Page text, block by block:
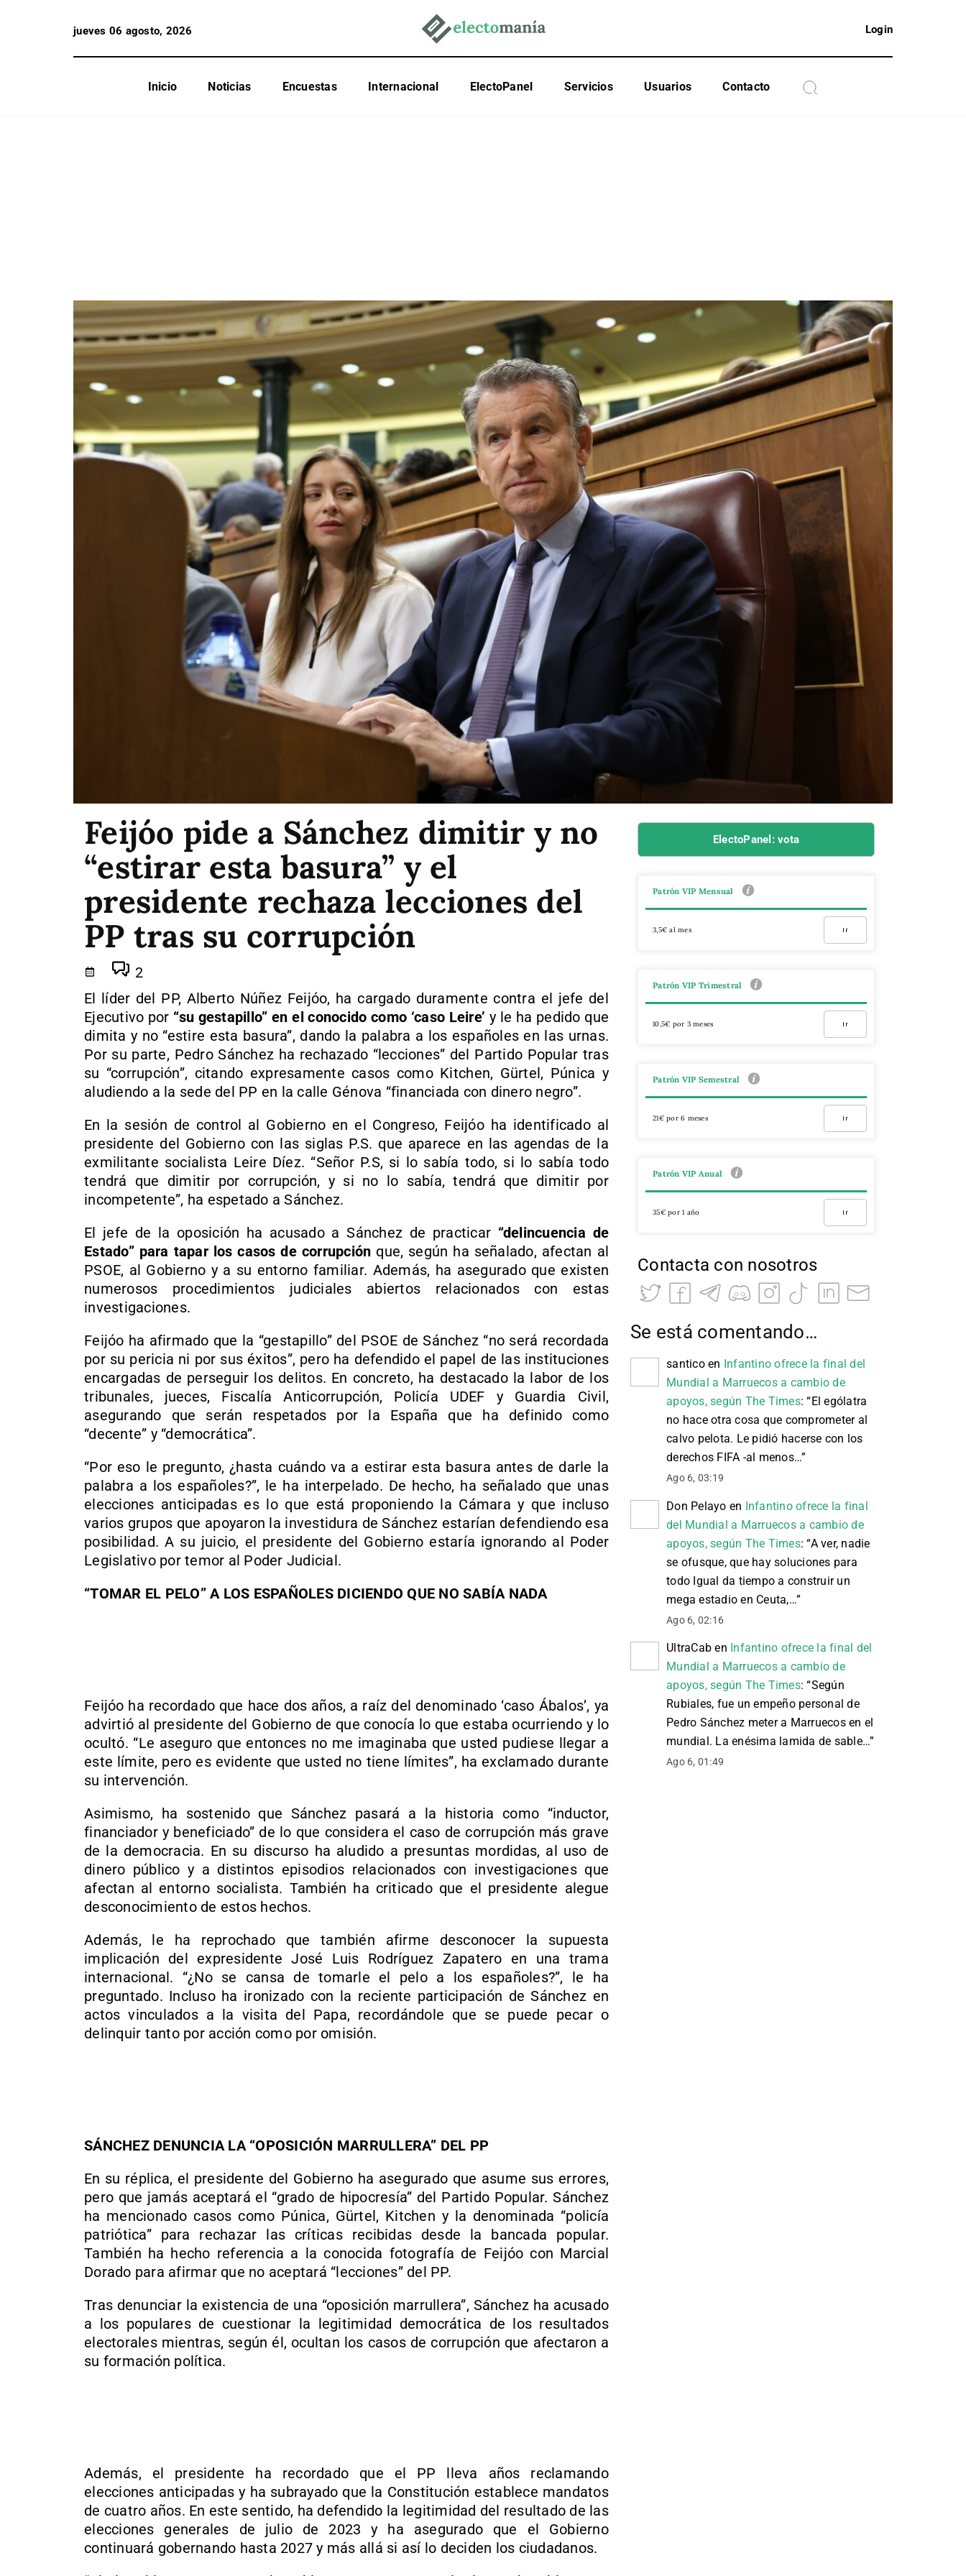
jueves 06 agosto, 2026 Login
Inicio Noticias Encuestas Internacional ElectoPanel Servicios Usuarios Contacto
Feijóo pide a Sánchez dimitir y no
“estirar esta basura” y el
presidente rechaza lecciones del
PP tras su corrupción
2
El líder del PP, Alberto Núñez Feijóo, ha cargado duramente contra el jefe del
Ejecutivo por “su gestapillo” en el conocido como ‘caso Leire’ y le ha pedido que
dimita y no “estire esta basura”, dando la palabra a los españoles en las urnas.
Por su parte, Pedro Sánchez ha rechazado “lecciones” del Partido Popular tras
su “corrupción”, citando expresamente casos como Kitchen, Gürtel, Púnica y
aludiendo a la sede del PP en la calle Génova “financiada con dinero negro”.
En la sesión de control al Gobierno en el Congreso, Feijóo ha identificado al
presidente del Gobierno con las siglas P.S. que aparece en las agendas de la
exmilitante socialista Leire Díez. “Señor P.S, si lo sabía todo, si lo sabía todo
tendrá que dimitir por corrupción, y si no lo sabía, tendrá que dimitir por
incompetente”, ha espetado a Sánchez.
El jefe de la oposición ha acusado a Sánchez de practicar “delincuencia de
Estado” para tapar los casos de corrupción que, según ha señalado, afectan al
PSOE, al Gobierno y a su entorno familiar. Además, ha asegurado que existen
numerosos procedimientos judiciales abiertos relacionados con estas
investigaciones.
Feijóo ha afirmado que la “gestapillo” del PSOE de Sánchez “no será recordada
por su pericia ni por sus éxitos”, pero ha defendido el papel de las instituciones
encargadas de perseguir los delitos. En concreto, ha destacado la labor de los
tribunales, jueces, Fiscalía Anticorrupción, Policía UDEF y Guardia Civil,
asegurando que serán respetados por la España que ha definido como
“decente” y “democrática”.
“Por eso le pregunto, ¿hasta cuándo va a estirar esta basura antes de darle la
palabra a los españoles?”, le ha interpelado. De hecho, ha señalado que unas
elecciones anticipadas es lo que está proponiendo la Cámara y que incluso
varios grupos que apoyaron la investidura de Sánchez estarían defendiendo esa
posibilidad. A su juicio, el presidente del Gobierno estaría ignorando al Poder
Legislativo por temor al Poder Judicial.
“TOMAR EL PELO” A LOS ESPAÑOLES DICIENDO QUE NO SABÍA NADA
Feijóo ha recordado que hace dos años, a raíz del denominado ‘caso Ábalos’, ya
advirtió al presidente del Gobierno de que conocía lo que estaba ocurriendo y lo
ocultó. “Le aseguro que entonces no me imaginaba que usted pudiese llegar a
este límite, pero es evidente que usted no tiene límites”, ha exclamado durante
su intervención.
Asimismo, ha sostenido que Sánchez pasará a la historia como “inductor,
financiador y beneficiado” de lo que considera el caso de corrupción más grave
de la democracia. En su discurso ha aludido a presuntas mordidas, al uso de
dinero público y a distintos episodios relacionados con investigaciones que
afectan al entorno socialista. También ha criticado que el presidente alegue
desconocimiento de estos hechos.
Además, le ha reprochado que también afirme desconocer la supuesta
implicación del expresidente José Luis Rodríguez Zapatero en una trama
internacional. “¿No se cansa de tomarle el pelo a los españoles?”, le ha
preguntado. Incluso ha ironizado con la reciente participación de Sánchez en
actos vinculados a la visita del Papa, recordándole que se puede pecar o
delinquir tanto por acción como por omisión.
SÁNCHEZ DENUNCIA LA “OPOSICIÓN MARRULLERA” DEL PP
En su réplica, el presidente del Gobierno ha asegurado que asume sus errores,
pero que jamás aceptará el “grado de hipocresía” del Partido Popular. Sánchez
ha mencionado casos como Púnica, Gürtel, Kitchen y la denominada “policía
patriótica” para rechazar las críticas recibidas desde la bancada popular.
También ha hecho referencia a la conocida fotografía de Feijóo con Marcial
Dorado para afirmar que no aceptará “lecciones” del PP.
Tras denunciar la existencia de una “oposición marrullera”, Sánchez ha acusado
a los populares de cuestionar la legitimidad democrática de los resultados
electorales mientras, según él, ocultan los casos de corrupción que afectaron a
su formación política.
Además, el presidente ha recordado que el PP lleva años reclamando
elecciones anticipadas y ha subrayado que la Constitución establece mandatos
de cuatro años. En este sentido, ha defendido la legitimidad del resultado de las
elecciones generales de julio de 2023 y ha asegurado que el Gobierno
continuará gobernando hasta 2027 y más allá si así lo deciden los ciudadanos.
ElectoPanel: vota
Patrón VIP Mensual
3,5€ al mes Ir
Patrón VIP Trimestral
10,5€ por 3 meses Ir
Patrón VIP Semestral
21€ por 6 meses Ir
Patrón VIP Anual
35€ por 1 año Ir
Contacta con nosotros
Se está comentando…
santicoen Infantino ofrece la final del
Mundial a Marruecos a cambio de
apoyos, según The Times: “El ególatra
no hace otra cosa que comprometer al
calvo pelota. Le pidió hacerse con los
derechos FIFA -al menos…”
Ago 6, 03:19
Don Pelayo en Infantino ofrece la final
del Mundial a Marruecos a cambio de
apoyos, según The Times: “A ver, nadie
se ofusque, que hay soluciones para
todo Igual da tiempo a construir un
mega estadio en Ceuta,…”
Ago 6, 02:16
UltraCab en Infantino ofrece la final del
Mundial a Marruecos a cambio de
apoyos, según The Times: “Según
Rubiales, fue un empeño personal de
Pedro Sánchez meter a Marruecos en el
mundial. La enésima lamida de sable…”
Ago 6, 01:49